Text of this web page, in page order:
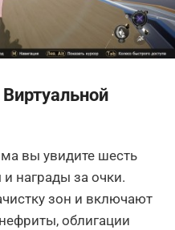
вы увидите шесть
награды за очки.
зон и включают
облигации